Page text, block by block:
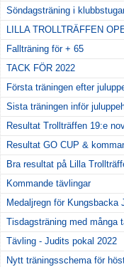
Söndagsträning i
LILLA TROLLTRÄFFEN
Fallträning för + 65
TACK FÖR 2022
Första träningen efter
Sista träningen inför
Resultat Trollträffen 19:e
Resultat GO CUP &
Bra resultat på Lilla
Kommande tävlingar
Medaljregn för Kungsbacka
Tisdagsträning med många
Tävling - Judits pokal 2022
Nytt träningsschema för